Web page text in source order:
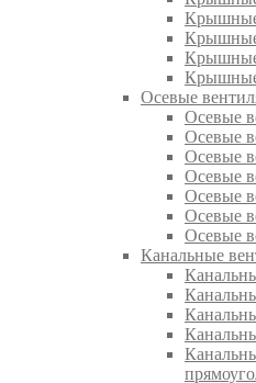
Осевые
Осевые
Осевые
Осевые
Осевые
Осевые
Осевые
Осевые
Канальные